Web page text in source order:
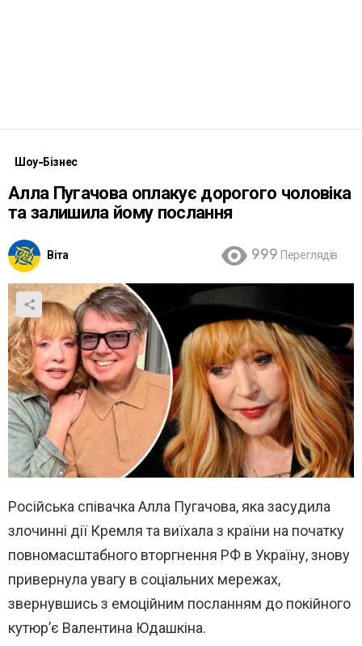
Шоу-Бізнес
Алла Пугачова оплакує дорогого чоловіка
та залишила йому послання
Віта 999 Переглядів
Російська співачка Алла Пугачова, яка засудила
злочинні дії Кремля та виїхала з країни на початку
повномасштабного вторгнення РФ в Україну, знову
привернула увагу в соціальних мережах,
звернувшись з емоційним посланням до покійного
кутюр’є Валентина Юдашкіна.